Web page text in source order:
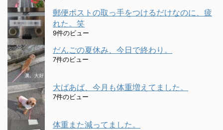
郵便ポストの取っ手をつけるだけなのに、疲
れた。笑
9件のビュー
だんごの夏休み、今日で終わり。
7件のビュー
大ばあば、今月も体重増えてました。
7件のビュー
体重また減ってました。